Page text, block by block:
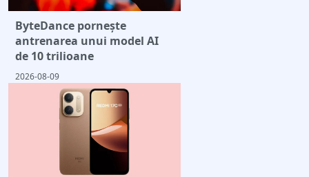
ByteDance pornește
antrenarea unui model AI
de 10 trilioane
2026-08-09